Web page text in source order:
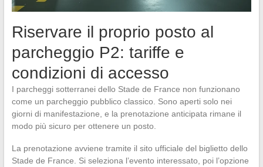
Riservare il proprio posto al
parcheggio P2: tariffe e
condizioni di accesso
I parcheggi sotterranei dello Stade de France non funzionano
come un parcheggio pubblico classico. Sono aperti solo nei
giorni di manifestazione, e la prenotazione anticipata rimane il
modo più sicuro per ottenere un posto.
La prenotazione avviene tramite il sito ufficiale del biglietto dello
Stade de France. Si seleziona l’evento interessato, poi l’opzione